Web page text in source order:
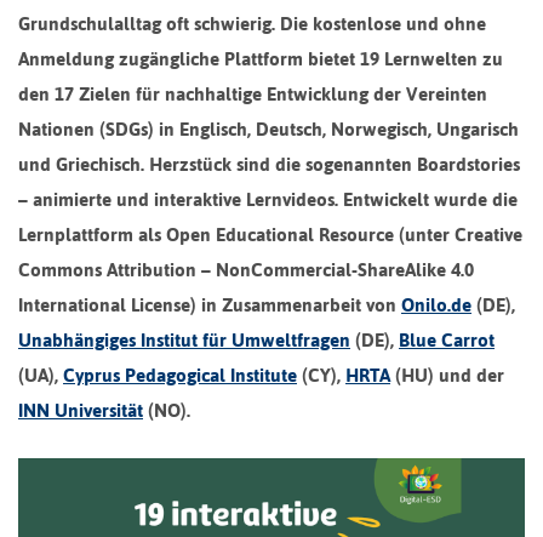
Grundschulalltag oft schwierig. Die kostenlose und ohne
Anmeldung zugängliche Plattform bietet 19 Lernwelten zu
den 17 Zielen für nachhaltige Entwicklung der Vereinten
Nationen (SDGs) in Englisch, Deutsch, Norwegisch, Ungarisch
und Griechisch. Herzstück sind die sogenannten Boardstories
– animierte und interaktive Lernvideos. Entwickelt wurde die
Lernplattform als Open Educational Resource (unter Creative
Commons Attribution – NonCommercial-ShareAlike 4.0
International License) in Zusammenarbeit von Onilo.de (DE),
Unabhängiges Institut für Umweltfragen (DE), Blue Carrot
(UA), Cyprus Pedagogical Institute (CY), HRTA(HU) und der
INN Universität (NO).